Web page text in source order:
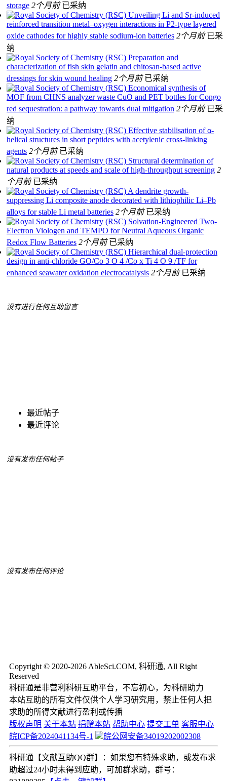
storage 2个月前 已采纳
Unveiling Li and Sr-induced
reinforced transition metal–oxygen interactions in P2-type layered
oxide cathodes for highly stable sodium-ion batteries 2个月前 已采
纳
Preparation and
characterization of fish skin gelatin and chitosan-based active
dressings for skin wound healing 2个月前 已采纳
Economical synthesis of
MOF from CHNS analyzer waste CuO and PET bottles for Congo
red sequestration: a pathway towards dual mitigation 2个月前 已采
纳
Effective stabilisation of α-
helical structures in short peptides with acetylenic cross-linking
agents 2个月前 已采纳
Structural determination of
natural products at speeds and scale of high-throughput screening 2
个月前 已采纳
A dendrite growth-
suppressing Li composite anode decorated with lithiophilic Li–Pb
alloys for stable Li metal batteries 2个月前 已采纳
Solvation-Engineered Two-
Electron Viologen and TEMPO for Neutral Aqueous Organic
Redox Flow Batteries 2个月前 已采纳
Hierarchical dual-protection
design in anti-chloride GO/Co 3 O 4 /Co x Ti 4 O 9 /TF for
enhanced seawater oxidation electrocatalysis 2个月前 已采纳
没有进行任何互助留言
最近帖子
最近评论
没有发布任何帖子
没有发布任何评论
Copyright © 2020-2026 AbleSci.COM, 科研通, All Right
Reserved
科研通是非营利科研互助平台，不忘初心，为科研助力
本站互助的所有文件仅供个人学习研究用，禁止任何人把
求助的所得文献进行盈利或传播
版权声明 关于本站 捐赠本站 帮助中心 提交工单 客服中心
皖ICP备2024041134号-1
皖公网安备34019202002308
科研通【文献互助QQ群】：如果您有特殊求助，或发布求
助超过24小时未得到应助，可加群求助，群号：